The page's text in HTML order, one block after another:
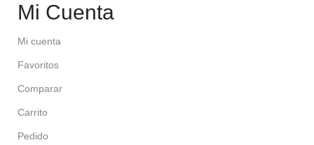
Mi Cuenta
Mi cuenta
Favoritos
Comparar
Carrito
Pedido